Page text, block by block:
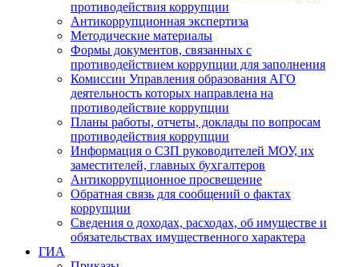
противодействия коррупции
Антикоррупционная экспертиза
Методические материалы
Формы документов, связанных с
противодействием коррупции для заполнения
Комиссии Управления образования АГО
деятельность которых направлена на
противодействие коррупции
Планы работы, отчеты, доклады по вопросам
противодействия коррупции
Информация о СЗП руководителей МОУ, их
заместителей, главных бухгалтеров
Антикоррупционное просвещение
Обратная связь для сообщений о фактах
коррупции
Сведения о доходах, расходах, об имуществе и
обязательствах имущественного характера
ГИА